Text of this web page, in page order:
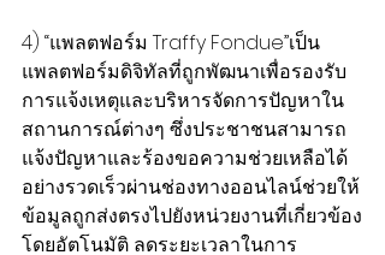
4) “แพลตฟอร์ม Traffy Fondue”เป็น
แพลตฟอร์มดิจิทัลที่ถูกพัฒนาเพื่อรองรับ
การแจ้งเหตุและบริหารจัดการปัญหาใน
สถานการณ์ต่างๆ ซึ่งประชาชนสามารถ
แจ้งปัญหาและร้องขอความช่วยเหลือได้
อย่างรวดเร็วผ่านช่องทางออนไลน์ช่วยให้
ข้อมูลถูกส่งตรงไปยังหน่วยงานที่เกี่ยวข้อง
โดยอัตโนมัติ ลดระยะเวลาในการ